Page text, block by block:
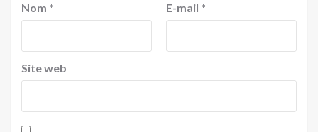
Nom * E-mail *
Site web